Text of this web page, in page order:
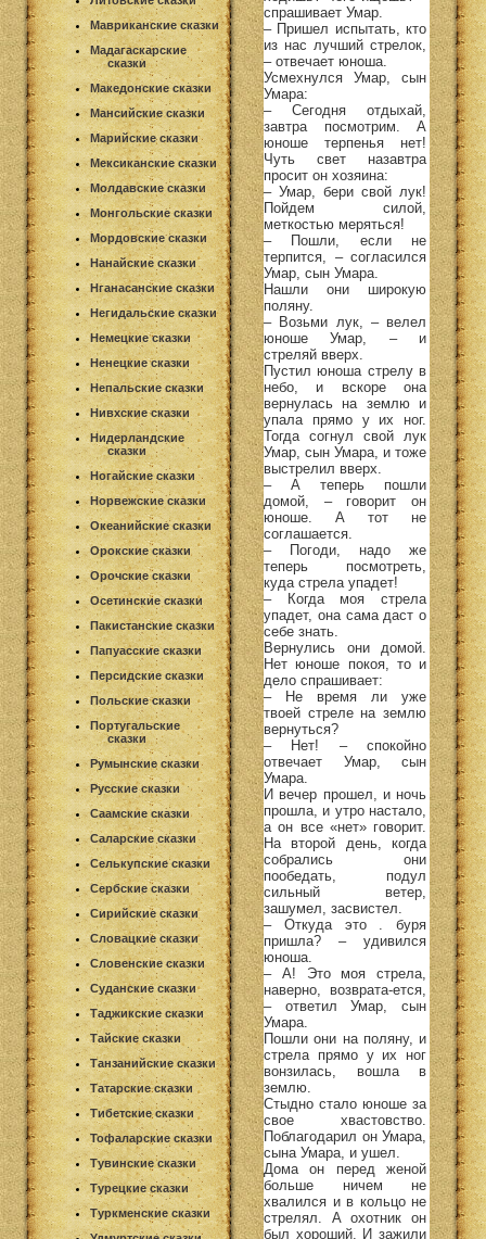
Мавриканские сказки
Мадагаскарские
сказки
Македонские сказки
Мансийские сказки
Марийские сказки
Мексиканские сказки
Молдавские сказки
Монгольские сказки
Мордовские сказки
Нанайские сказки
Нганасанские сказки
Негидальские сказки
Немецкие сказки
Ненецкие сказки
Непальские сказки
Нивхские сказки
Нидерландские
сказки
Ногайские сказки
Норвежские сказки
Океанийские сказки
Орокские сказки
Орочские сказки
Осетинские сказки
Пакистанские сказки
Папуасские сказки
Персидские сказки
Польские сказки
Португальские
сказки
Румынские сказки
Русские сказки
Саамские сказки
Саларские сказки
Селькупские сказки
Сербские сказки
Сирийские сказки
Словацкие сказки
Словенские сказки
Суданские сказки
Таджикские сказки
Тайские сказки
Танзанийские сказки
Татарские сказки
Тибетские сказки
Тофаларские сказки
Тувинские сказки
Турецкие сказки
Туркменские сказки
спрашивает Умар.
– Пришел испытать, кто
из нас лучший стрелок,
– отвечает юноша.
Усмехнулся Умар, сын
Умара:
– Сегодня отдыхай,
завтра посмотрим. А
юноше терпенья нет!
Чуть свет назавтра
просит он хозяина:
– Умар, бери свой лук!
Пойдем силой,
меткостью меряться!
– Пошли, если не
терпится, – согласился
Умар, сын Умара.
Нашли они широкую
поляну.
– Возьми лук, – велел
юноше Умар, – и
стреляй вверх.
Пустил юноша стрелу в
небо, и вскоре она
вернулась на землю и
упала прямо у их ног.
Тогда согнул свой лук
Умар, сын Умара, и тоже
выстрелил вверх.
– А теперь пошли
домой, – говорит он
юноше. А тот не
соглашается.
– Погоди, надо же
теперь посмотреть,
куда стрела упадет!
– Когда моя стрела
упадет, она сама даст о
себе знать.
Вернулись они домой.
Нет юноше покоя, то и
дело спрашивает:
– Не время ли уже
твоей стреле на землю
вернуться?
– Нет! – спокойно
отвечает Умар, сын
Умара.
И вечер прошел, и ночь
прошла, и утро настало,
а он все «нет» говорит.
На второй день, когда
собрались они
пообедать, подул
сильный ветер,
зашумел, засвистел.
– Откуда это . буря
пришла? – удивился
юноша.
– А! Это моя стрела,
наверно, возврата-ется,
– ответил Умар, сын
Умара.
Пошли они на поляну, и
стрела прямо у их ног
вонзилась, вошла в
землю.
Стыдно стало юноше за
свое хвастовство.
Поблагодарил он Умара,
сына Умара, и ушел.
Дома он перед женой
больше ничем не
хвалился и в кольцо не
стрелял. А охотник он
был хороший. И зажили